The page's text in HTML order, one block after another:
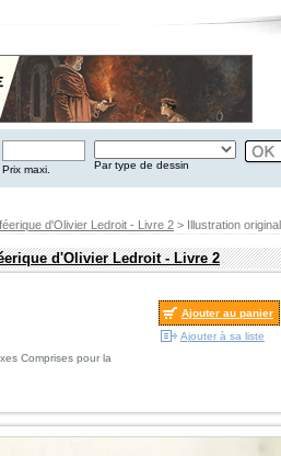
Prix maxi. Par type de dessin
d'Olivier Ledroit - Livre 2 > Illustration
d'Olivier Ledroit - Livre 2
Comprises pour la
Ajouter au panier
Ajouter à sa liste